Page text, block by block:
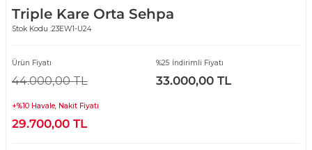
Triple Kare Orta Sehpa
Stok Kodu :23EW1-U24
Ürün Fiyatı
44.000,00 TL
%25 İndirimli Fiyatı
33.000,00 TL
+%10 Havale, Nakit Fiyatı
29.700,00 TL